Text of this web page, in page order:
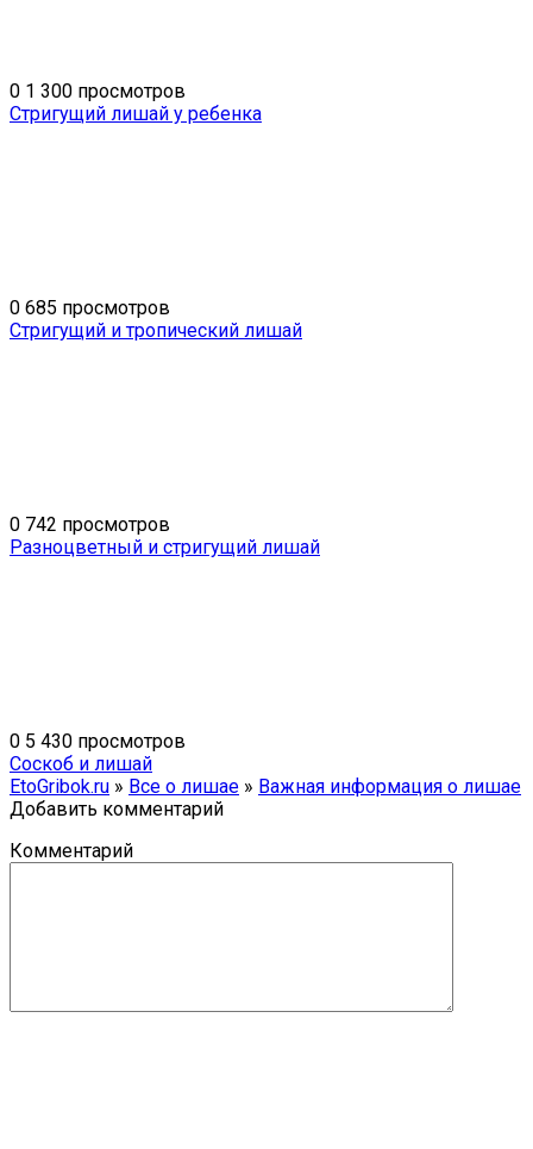
0 1 300 просмотров
Стригущий лишай у ребенка
0 685 просмотров
Стригущий и тропический лишай
0 742 просмотров
Разноцветный и стригущий лишай
0 5 430 просмотров
Соскоб и лишай
EtoGribok.ru » Все о лишае » Важная информация о лишае
Добавить комментарий
Комментарий